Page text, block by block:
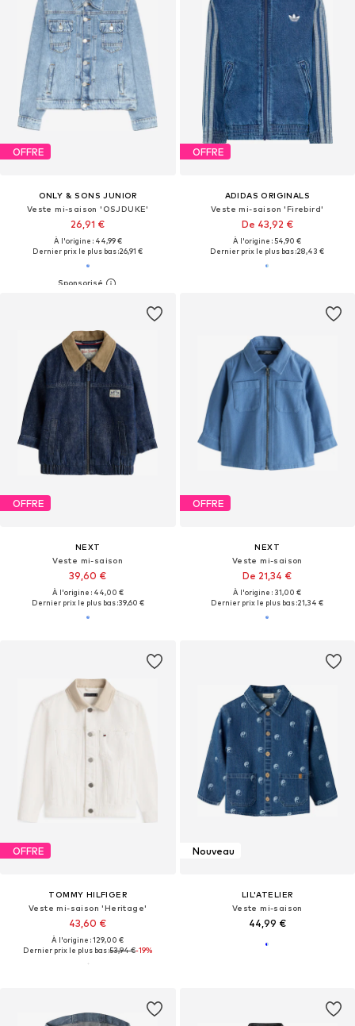
OFFRE
ONLY & SONS JUNIOR
Veste mi-saison 'OSJDUKE'
26,91 €
À l'origine : 44,99 €
Dernier prix le plus bas :26,91 €
OFFRE
ADIDAS ORIGINALS
Veste mi-saison 'Firebird'
De 43,92 €
À l'origine : 54,90 €
Dernier prix le plus bas :28,43 €
OFFRE
NEXT
Veste mi-saison
39,60 €
À l'origine : 44,00 €
Dernier prix le plus bas :39,60 €
OFFRE
NEXT
Veste mi-saison
De 21,34 €
À l'origine : 31,00 €
Dernier prix le plus bas :21,34 €
OFFRE
TOMMY HILFIGER
Veste mi-saison 'Heritage'
43,60 €
À l'origine : 129,00 €
Dernier prix le plus bas :53,94 €-19%
Nouveau
LIL'ATELIER
Veste mi-saison
44,99 €